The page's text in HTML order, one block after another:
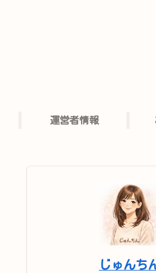
運営者情報
じゅんち